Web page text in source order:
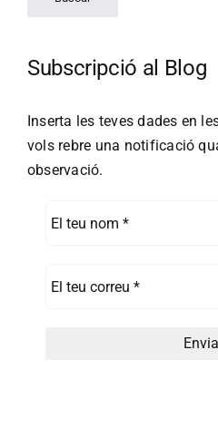
Subscripció al Blog
Inserta les teves dades en
vols rebre una notificació
observació.